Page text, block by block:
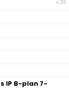
v.35
IP B-plan 7-